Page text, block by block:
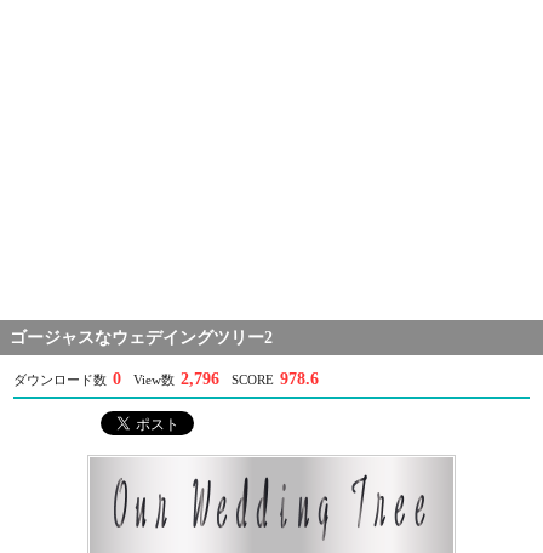
ゴージャスなウェデイングツリー2
ダウンロード数 0 View数 2,796 SCORE 978.6